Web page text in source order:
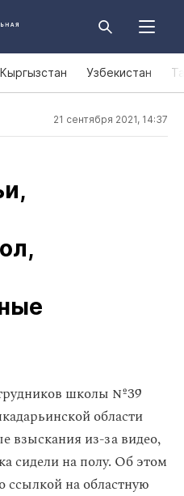
Кыргызстан Узбекистан
21 сентября 2021, 14:37
школы №39
области
взыскания из-за видео,
сидели на полу. Об этом
ссылкой на областную